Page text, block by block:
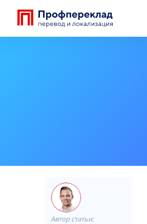
Автор статьи: